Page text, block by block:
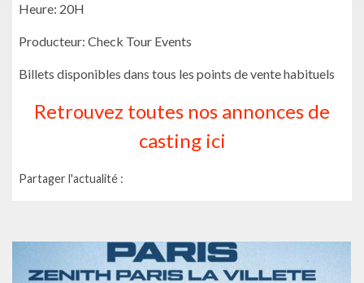
Heure: 20H
Producteur: Check Tour Events
Billets disponibles dans tous les points de vente habituels
Retrouvez toutes nos annonces de
casting ici
Partager l'actualité :